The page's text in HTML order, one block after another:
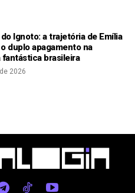
Ignoto: a trajetória de Emília
duplo apagamento na
brasileira
2026